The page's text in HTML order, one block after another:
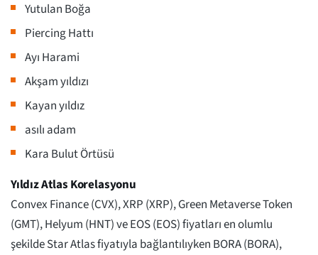
Yutulan Boğa
Piercing Hattı
Ayı Harami
Akşam yıldızı
Kayan yıldız
asılı adam
Kara Bulut Örtüsü
Yıldız Atlas Korelasyonu
Convex Finance (CVX), XRP (XRP), Green Metaverse Token
(GMT), Helyum (HNT) ve EOS (EOS) fiyatları en olumlu
şekilde Star Atlas fiyatıyla bağlantılıyken BORA (BORA),